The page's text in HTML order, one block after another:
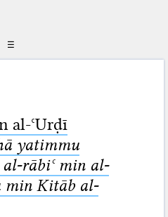
☰
al-ʿUrḍī
yatimmu
rābiʿ min al-
min Kitāb al-